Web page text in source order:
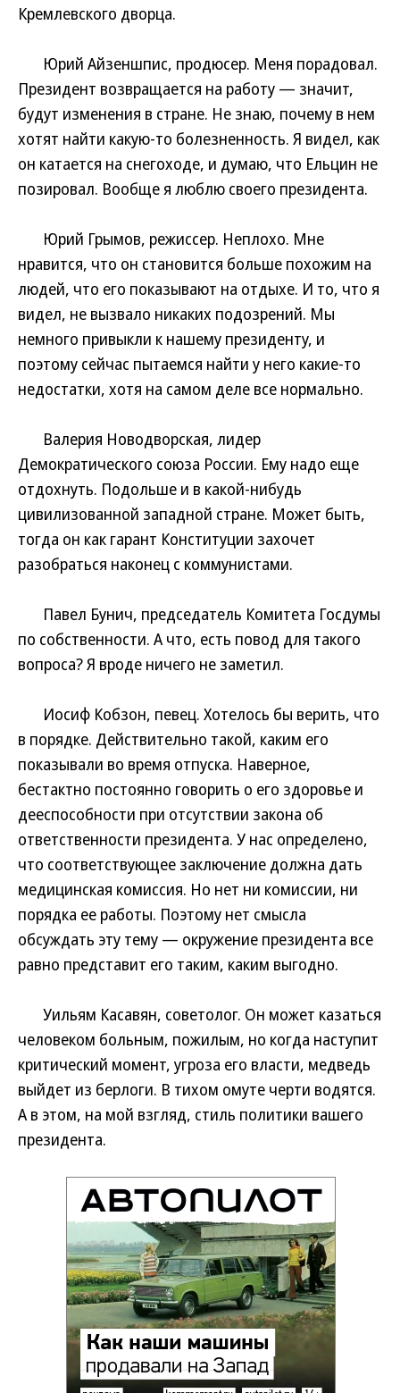
Кремлевского дворца.
Юрий Айзеншпис, продюсер. Меня порадовал.
Президент возвращается на работу — значит,
будут изменения в стране. Не знаю, почему в нем
хотят найти какую-то болезненность. Я видел, как
он катается на снегоходе, и думаю, что Ельцин не
позировал. Вообще я люблю своего президента.
Юрий Грымов, режиссер. Неплохо. Мне
нравится, что он становится больше похожим на
людей, что его показывают на отдыхе. И то, что я
видел, не вызвало никаких подозрений. Мы
немного привыкли к нашему президенту, и
поэтому сейчас пытаемся найти у него какие-то
недостатки, хотя на самом деле все нормально.
Валерия Новодворская, лидер
Демократического союза России. Ему надо еще
отдохнуть. Подольше и в какой-нибудь
цивилизованной западной стране. Может быть,
тогда он как гарант Конституции захочет
разобраться наконец с коммунистами.
Павел Бунич, председатель Комитета Госдумы
по собственности. А что, есть повод для такого
вопроса? Я вроде ничего не заметил.
Иосиф Кобзон, певец. Хотелось бы верить, что
в порядке. Действительно такой, каким его
показывали во время отпуска. Наверное,
бестактно постоянно говорить о его здоровье и
дееспособности при отсутствии закона об
ответственности президента. У нас определено,
что соответствующее заключение должна дать
медицинская комиссия. Но нет ни комиссии, ни
порядка ее работы. Поэтому нет смысла
обсуждать эту тему — окружение президента все
равно представит его таким, каким выгодно.
Уильям Касавян, советолог. Он может казаться
человеком больным, пожилым, но когда наступит
критический момент, угроза его власти, медведь
выйдет из берлоги. В тихом омуте черти водятся.
А в этом, на мой взгляд, стиль политики вашего
президента.